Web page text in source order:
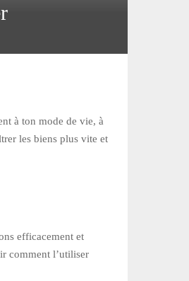
à ton mode de vie, à
les biens plus vite et
efficacement et
comment l’utiliser